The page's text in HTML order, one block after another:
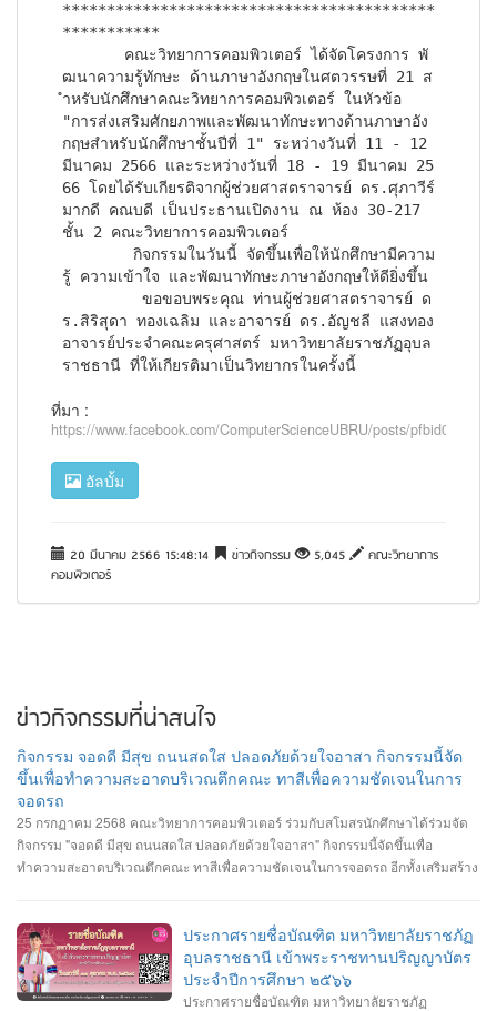
******************************************
***********
ฒนาความรู้ทักษะ ด้านภาษาอังกฤษในศตวรรษที่ 21 ส
ำหรับนักศึกษาคณะวิทยาการคอมพิวเตอร์ ในหัวข้อ
"การส่งเสริมศักยภาพและพัฒนาทักษะทางด้านภาษาอัง
กฤษสำหรับนักศึกษาชั้นปีที่ 1" ระหว่างวันที่ 11 - 12
มีนาคม 2566 และระหว่างวันที่ 18 - 19 มีนาคม 25
66 โดยได้รับเกียรติจากผู้ช่วยศาสตราจารย์ ดร.ศุภาวีร์
มากดี คณบดี เป็นประธานเปิดงาน ณ ห้อง 30-217
ชั้น 2 คณะวิทยาการคอมพิวเตอร์
รู้ ความเข้าใจ และพัฒนาทักษะภาษาอังกฤษให้ดียิ่งขึ้น
ร.สิริสุดา ทองเฉลิม และอาจารย์ ดร.อัญชลี แสงทอง
อาจารย์ประจำคณะครุศาสตร์ มหาวิทยาลัยราชภัฏอุบล
ราชธานี ที่ให้เกียรติมาเป็นวิทยากรในครั้งนี้
ที่มา :
https://www.facebook.com/ComputerScienceUBRU/posts/
อัลบั้ม
20 มีนาคม 2566 15:48:14 ข่าวกิจกรรม 5,045
คณะวิทยาการ
คอมพิวเตอร์
ข่าวกิจกรรมที่น่าสนใจ
กิจกรรม จอดดี มีสุข ถนนสดใส ปลอดภัยด้วยใจอาสา กิจกรรมนี้จัด
ขึ้นเพื่อทำความสะอาดบริเวณตึกคณะ ทาสีเพื่อความชัดเจนในการ
จอดรถ
25 กรกฏาคม 2568 คณะวิทยาการคอมพิวเตอร์ ร่วมกับสโมสรนักศึกษาได้ร่วมจัด
กิจกรรม "จอดดี มีสุข ถนนสดใส ปลอดภัยด้วยใจอาสา" กิจกรรมนี้จัดขึ้นเพื่อ
ทำความสะอาดบริเวณตึกคณะ ทาสีเพื่อความชัดเจนในการจอดรถ อีกทั้งเสริมสร้าง
ประกาศรายชื่อบัณฑิต มหาวิทยาลัยราชภัฏ
อุบลราชธานี เข้าพระราชทานปริญญาบัตร
ประจำปีการศึกษา ๒๕๖๖
ประกาศรายชื่อบัณฑิต มหาวิทยาลัยราชภัฏ